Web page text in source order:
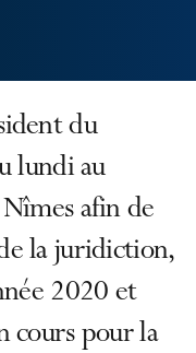
du
lundi au
afin de
la juridiction,
2020 et
cours pour la